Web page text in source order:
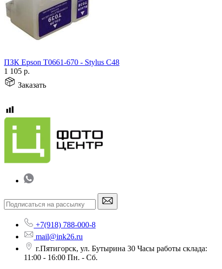
ПЗК Epson T0661-670 - Stylus C48
1 105 р.
Заказать
+7(918) 788-000-8
mail@ink26.ru
г.Пятигорск, ул. Бутырина 30 Часы работы склада:
11:00 - 16:00 Пн. - Сб.